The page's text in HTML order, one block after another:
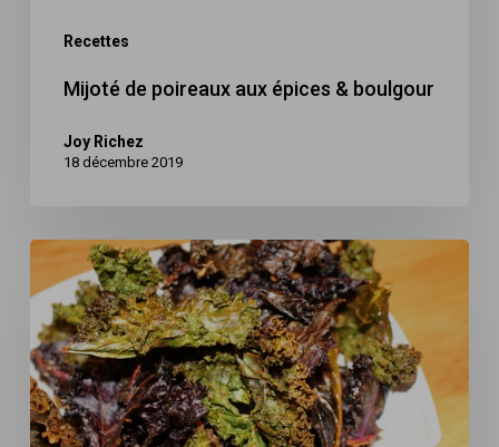
Recettes
Mijoté de poireaux aux épices & boulgour
Joy Richez
18 décembre 2019
Chips
de
chou
kale